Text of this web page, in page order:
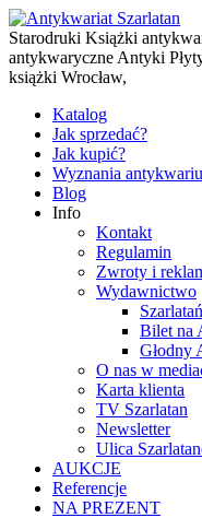
Starodruki Książki
antykwaryczne Antyki
książki Wrocław,
Katalog
Jak sprzedać?
Jak kupić?
Wyznania
Blog
Info
Kontakt
Regulamin
Zwroty i
Wydawnictwo
Bilet na
Głodny
O nas w
Karta klienta
TV Szarlatan
Newsletter
Ulica
AUKCJE
Referencje
NA PREZENT